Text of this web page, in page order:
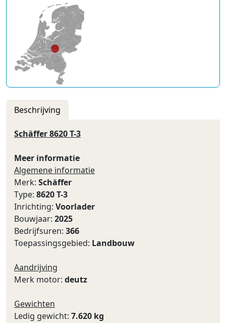
Beschrijving
Schäffer 8620 T-3
Meer informatie
Algemene informatie
Merk: Schäffer
Type: 8620 T-3
Inrichting: Voorlader
Bouwjaar: 2025
Bedrijfsuren: 366
Toepassingsgebied: Landbouw
Aandrijving
Merk motor: deutz
Gewichten
Ledig gewicht: 7.620 kg